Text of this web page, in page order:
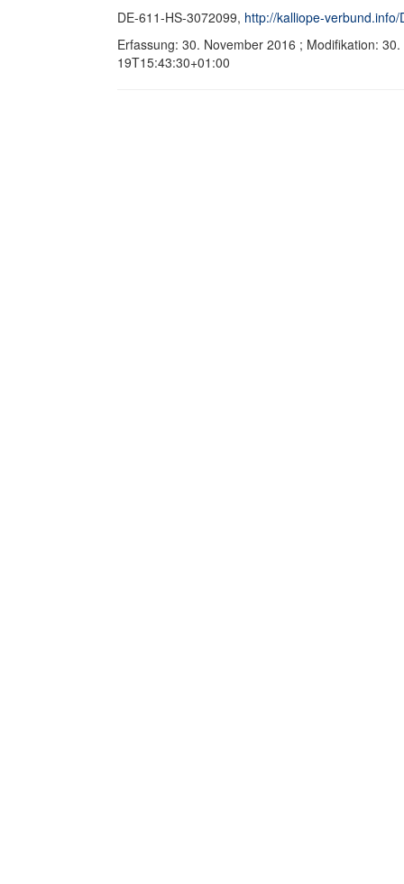
DE-611-HS-3072099, http://kalliope-
Erfassung: 30. November 2016 ; Modifikation:
19T15:43:30+01:00